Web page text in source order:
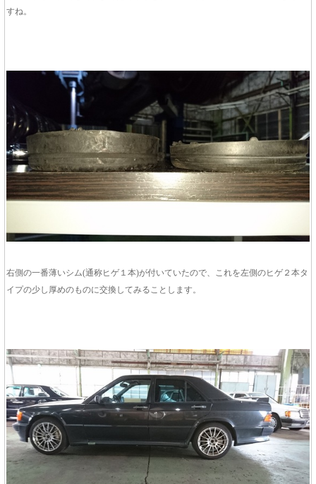
すね。
右側の一番薄いシム(通称ヒゲ１本)が付いていたので、これを左側のヒゲ２本タ
イプの少し厚めのものに交換してみることします。